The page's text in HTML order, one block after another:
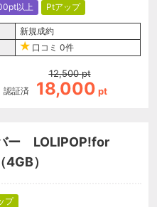
以上 Ptアップ
新規成約
口コミ 0件
認証済
12,500 pt
18,000 pt
ー LOLIPOP!for
）
プ